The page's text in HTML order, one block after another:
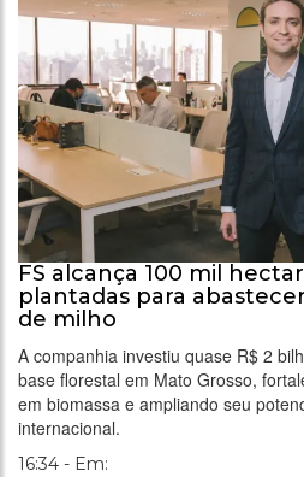
FS alcança 100 mil
plantadas para
de milho
A companhia investiu quase R$ 2
base florestal em Mato Grosso,
em biomassa e ampliando seu
internacional.
16:34 - Em: